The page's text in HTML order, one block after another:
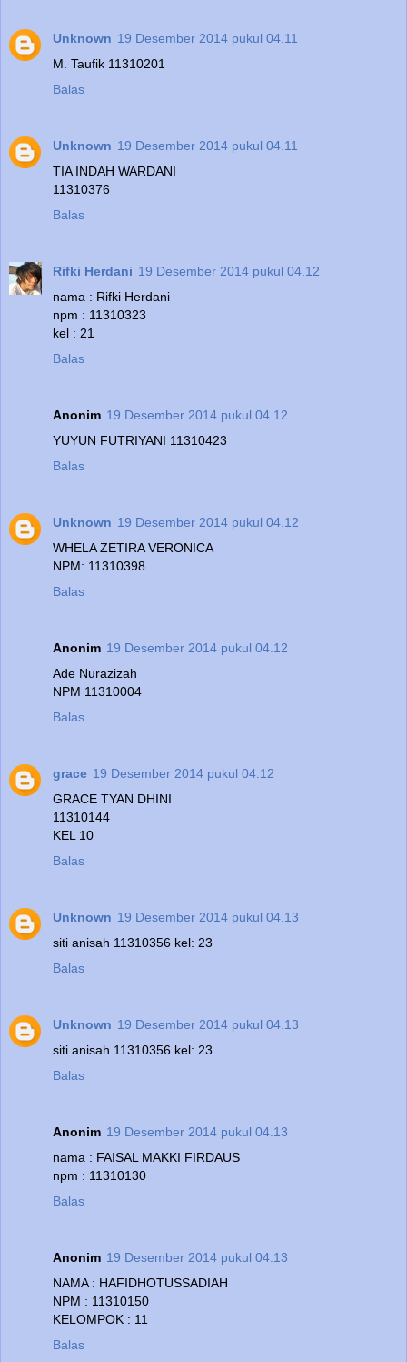
Unknown 19 Desember 2014 pukul 04.11
M. Taufik 11310201
Balas
Unknown 19 Desember 2014 pukul 04.11
TIA INDAH WARDANI
11310376
Balas
Rifki Herdani 19 Desember 2014 pukul 04.12
nama : Rifki Herdani
npm : 11310323
kel : 21
Balas
Anonim 19 Desember 2014 pukul 04.12
YUYUN FUTRIYANI 11310423
Balas
Unknown 19 Desember 2014 pukul 04.12
WHELA ZETIRA VERONICA
NPM: 11310398
Balas
Anonim 19 Desember 2014 pukul 04.12
Ade Nurazizah
NPM 11310004
Balas
grace 19 Desember 2014 pukul 04.12
GRACE TYAN DHINI
11310144
KEL 10
Balas
Unknown 19 Desember 2014 pukul 04.13
siti anisah 11310356 kel: 23
Balas
Unknown 19 Desember 2014 pukul 04.13
siti anisah 11310356 kel: 23
Balas
Anonim 19 Desember 2014 pukul 04.13
nama : FAISAL MAKKI FIRDAUS
npm : 11310130
Balas
Anonim 19 Desember 2014 pukul 04.13
NAMA : HAFIDHOTUSSADIAH
NPM : 11310150
KELOMPOK : 11
Balas